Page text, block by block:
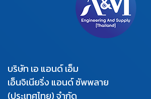
บริษัท เอ แอนด์ เอ็ม
เอ็นจิเนียริ่ง แอนด์ ซัพพลาย
(ประเทศไทย) จำกัด